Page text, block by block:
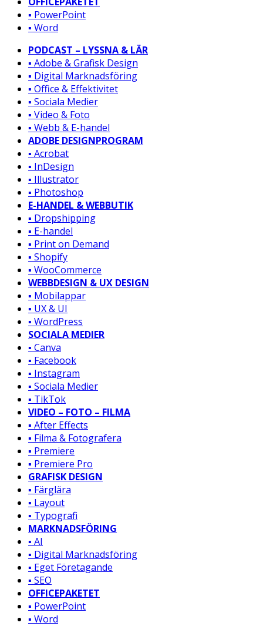
▪️ PowerPoint
▪️ Word
PODCAST – LYSSNA & LÄR
▪️ Adobe & Grafisk Design
▪️ Digital Marknadsföring
▪️ Office & Effektivitet
▪️ Sociala Medier
▪️ Video & Foto
▪️ Webb & E-handel
ADOBE DESIGNPROGRAM
▪️ Acrobat
▪️ InDesign
▪️ Illustrator
▪️ Photoshop
E-HANDEL & WEBBUTIK
▪️ Dropshipping
▪️ E-handel
▪️ Print on Demand
▪️ Shopify
▪️ WooCommerce
WEBBDESIGN & UX DESIGN
▪️ Mobilappar
▪️ UX & UI
▪️ WordPress
SOCIALA MEDIER
▪️ Canva
▪️ Facebook
▪️ Instagram
▪️ Sociala Medier
▪️ TikTok
VIDEO – FOTO – FILMA
▪️ After Effects
▪️ Filma & Fotografera
▪️ Premiere
▪️ Premiere Pro
GRAFISK DESIGN
▪️ Färglära
▪️ Layout
▪️ Typografi
MARKNADSFÖRING
▪️ AI
▪️ Digital Marknadsföring
▪️ Eget Företagande
▪️ SEO
OFFICEPAKETET
▪️ PowerPoint
▪️ Word